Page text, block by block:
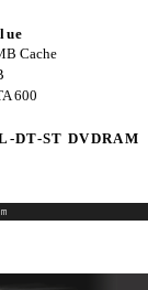
Cache
600
DT-ST DVDRAM